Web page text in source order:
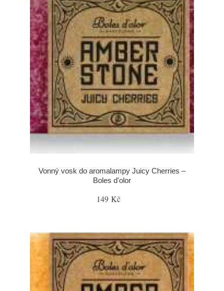
Vonný vosk do aromalampy Juicy Cherries –
Boles d'olor
149 Kč